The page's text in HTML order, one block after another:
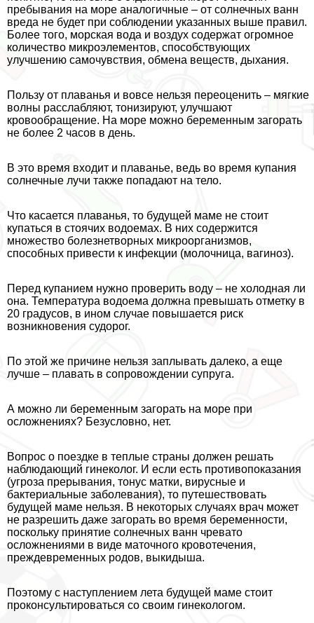
пребывания на море аналогичные – от солнечных ванн
вреда не будет при соблюдении указанных выше правил.
Более того, морская вода и воздух содержат огромное
количество микроэлементов, способствующих
улучшению самочувствия, обмена веществ, дыхания.
Пользу от плаванья и вовсе нельзя переоценить – мягкие
волны расслабляют, тонизируют, улучшают
кровообращение. На море можно беременным загорать
не более 2 часов в день.
В это время входит и плаванье, ведь во время купания
солнечные лучи также попадают на тело.
Что касается плаванья, то будущей маме не стоит
купаться в стоячих водоемах. В них содержится
множество болезнетворных микроорганизмов,
способных привести к инфекции (молочница, вaгиноз).
Перед купанием нужно проверить воду – не холодная ли
она. Температура водоема должна превышать отметку в
20 градусов, в ином случае повышается риск
возникновения судорог.
По этой же причине нельзя заплывать далеко, а еще
лучше – плавать в сопровождении супруга.
А можно ли беременным загорать на море при
осложнениях? Безусловно, нет.
Вопрос о поездке в теплые страны должен решать
наблюдающий гинеколог. И если есть противопоказания
(угроза прерывания, тонус матки, вирусные и
бактериальные заболевания), то путешествовать
будущей маме нельзя. В некоторых случаях врач может
не разрешить даже загорать во время беременности,
поскольку принятие солнечных ванн чревато
осложнениями в виде маточного кровотечения,
преждевременных родов, выкидыша.
Поэтому с наступлением лета будущей маме стоит
проконсультироваться со своим гинекологом.